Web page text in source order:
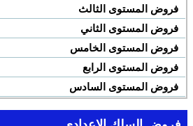
فروض المستوى الثالث
فروض المستوى الثاني
فروض المستوى الخامس
فروض المستوى الرابع
فروض المستوى السادس